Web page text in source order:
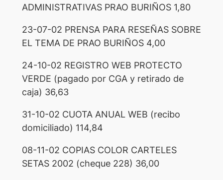
ADMINISTRATIVAS PRAO BURIÑOS 1,80
23-07-02 PRENSA PARA RESEÑAS SOBRE
EL TEMA DE PRAO BURIÑOS 4,00
24-10-02 REGISTRO WEB PROTECTO
VERDE (pagado por CGA y retirado de
caja) 36,63
31-10-02 CUOTA ANUAL WEB (recibo
domiciliado) 114,84
08-11-02 COPIAS COLOR CARTELES
SETAS 2002 (cheque 228) 36,00